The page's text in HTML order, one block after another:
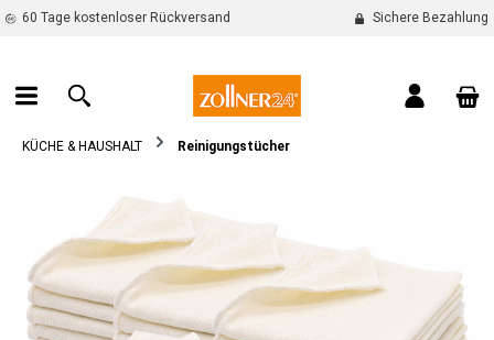
springen
60 Tage kostenloser Rückversand Sichere Bezahlung
KÜCHE & HAUSHALT Reinigungstücher
Bildergalerie überspringen